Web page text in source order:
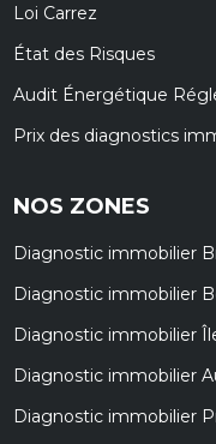
Loi Carrez
État des Risques
Audit Énergétique
Prix des diagnostics
NOS ZONES
Diagnostic immobilier
Diagnostic immobilier
Diagnostic immobilier
Diagnostic immobilier
Diagnostic immobilier